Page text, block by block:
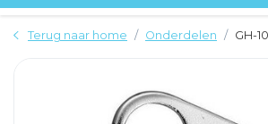
Terug naar home Onderdelen GH-